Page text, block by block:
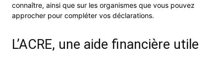
connaître, ainsi que sur les organismes que vous pouvez
approcher pour compléter vos déclarations.
L’ACRE, une aide financière utile